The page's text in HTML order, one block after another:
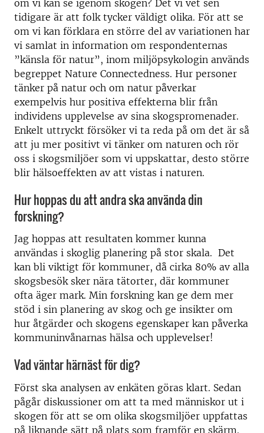
om vi kan se igenom skogen? Det vi vet sen
tidigare är att folk tycker väldigt olika. För att se
om vi kan förklara en större del av variationen har
vi samlat in information om respondenternas
”känsla för natur”, inom miljöpsykologin används
begreppet Nature Connectedness. Hur personer
tänker på natur och om natur påverkar
exempelvis hur positiva effekterna blir från
individens upplevelse av sina skogspromenader.
Enkelt uttryckt försöker vi ta reda på om det är så
att ju mer positivt vi tänker om naturen och rör
oss i skogsmiljöer som vi uppskattar, desto större
blir hälsoeffekten av att vistas i naturen.
Hur hoppas du att andra ska använda din
forskning?
Jag hoppas att resultaten kommer kunna
användas i skoglig planering på stor skala. Det
kan bli viktigt för kommuner, då cirka 80% av alla
skogsbesök sker nära tätorter, där kommuner
ofta äger mark. Min forskning kan ge dem mer
stöd i sin planering av skog och ge insikter om
hur åtgärder och skogens egenskaper kan påverka
kommuninvånarnas hälsa och upplevelser!
Vad väntar härnäst för dig?
Först ska analysen av enkäten göras klart. Sedan
pågår diskussioner om att ta med människor ut i
skogen för att se om olika skogsmiljöer uppfattas
på liknande sätt på plats som framför en skärm.